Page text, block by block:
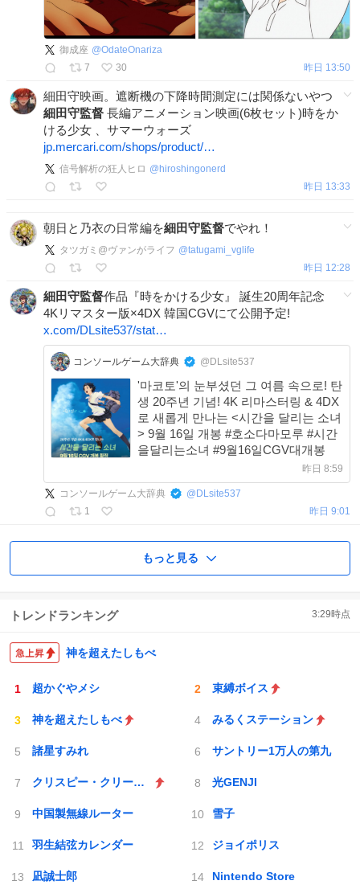
御成座 @OdateOnariza
7
30 昨日 13:50
細田守映画。遮断機の下降時間測定には関係ないやつ
細田守監督 長編アニメーション映画(6枚セット)時をか
ける少女 、サマーウォーズ
jp.mercari.com/shops/product/…
信号解析の狂人ヒロ @ hiroshingonerd
昨日 13:33
朝日と乃衣の日常編を細田守監督でやれ！
タツガミ@ヴァンがライフ @tatugami_vglife
昨日 12:28
細田守監督作品『時をかける少女』 誕生20周年記念
4Kリマスター版×4DX 韓国CGVにて公開予定!
x.com/DLsite537/stat…
コンソールゲーム大辞典 @DLsite537
'마코토'의 눈부셨던 그 여름 속으로! 탄
생 20주년 기념! 4K 리마스터링 & 4DX
로 새롭게 만나는 <시간을 달리는 소녀
> 9월 16일 개봉 #호소다마모루 #시간
을달리는소녀 #9월16일CGV대개봉
昨日 8:59
コンソールゲーム大辞典 @ DLsite537
1
昨日 9:01
もっと見る
トレンドランキング 3:29時点
神を超えたしもべ
超かぐやメシ 束縛ボイス
神を超えたしもべ みるくステーション
諸星すみれ サントリー1万人の第九
クリスピー・クリーム・ドーナツ 光GENJI
中国製無線ルーター 雪子
羽生結弦カレンダー ジョイポリス
凪誠士郎 Nintendo Store